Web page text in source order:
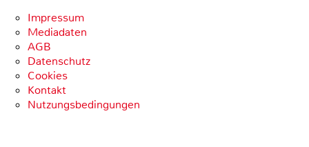
Impressum
Mediadaten
AGB
Datenschutz
Cookies
Kontakt
Nutzungsbedingungen